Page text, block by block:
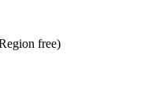
free)